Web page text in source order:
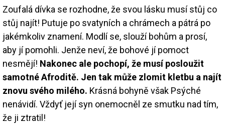
Zoufalá dívka se rozhodne, že svou lásku musí stůj co
stůj najít! Putuje po svatyních a chrámech a pátrá po
jakémkoliv znamení. Modlí se, slouží bohům a prosí,
aby jí pomohli. Jenže neví, že bohové jí pomoct
nesmějí! Nakonec ale pochopí, že musí posloužit
samotné Afroditě. Jen tak může zlomit kletbu a najít
znovu svého milého. Krásná bohyně však Psýché
nenávidí. Vždyť její syn onemocněl ze smutku nad tím,
že ji ztratil!